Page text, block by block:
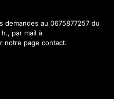
demandes au 0675877257 du
par mail à
notre page contact.